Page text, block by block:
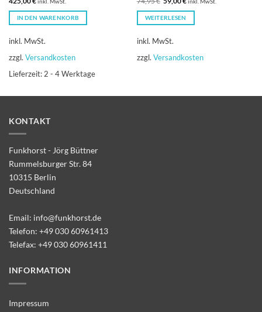
IN DEN WARENKORB
inkl. MwSt.
zzgl. Versandkosten
Lieferzeit: 2 - 4 Werktage
Preis
war:
74,95 €
ist:
WEITERLESEN
inkl. MwSt.
zzgl. Versandkosten
KONTAKT
Funkhorst - Jörg Büttner
Rummelsburger Str. 84
10315 Berlin
Deutschland
Email: info@funkhorst.de
Telefon: +49 030 60961413
Telefax: +49 030 60961411
INFORMATION
Impressum